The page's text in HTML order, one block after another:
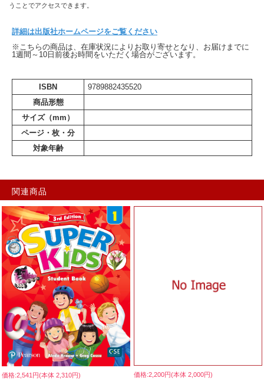
うことでアクセスできます。
詳細は出版社ホームページをご覧ください
※こちらの商品は、在庫状況によりお取り寄せとなり、お届けまでに
1週間～10日前後お時間をいただく場合がございます。
ISBN
9789882435520
商品形態
サイズ（mm）
ページ・枚・分
対象年齢
関連商品
価格:2,541円(本体 2,310円) 価格:2,200円(本体 2,000円)